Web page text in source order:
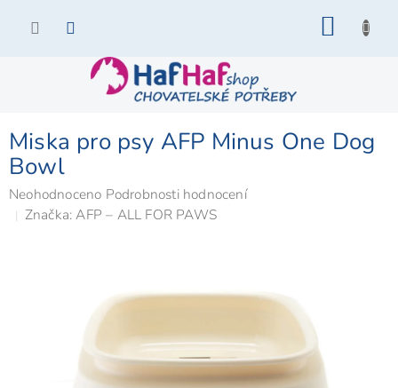
Miska pro psy AFP Minus One Dog
Bowl
Průměrné
hodnocení
Neohodnoceno Podrobnosti hodnocení
Značka:AFP – ALL FOR PAWS